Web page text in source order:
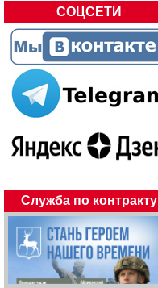
СОЦСЕТИ
Служба по контракту